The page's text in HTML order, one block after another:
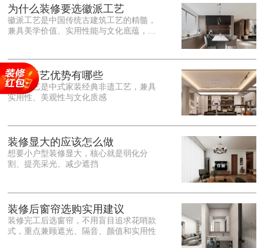
为什么装修要选徽派工艺
徽派工艺是中国传统古建筑工艺的精髓，
兼具美学价值、实用性能与文化底蕴，优
雕细琢的砖、木、石雕为特色，线条古朴
大气，意境悠远，自带东方中式雅致韵
味，耐看且不易过时。<o:p></o:p> 在工
艺品质上，徽派工艺遵循古法匠心工序，
保耐用，抗风化、耐腐蚀，使用
徽派工艺优势有哪些
徽派工艺是中式家装经典非遗工艺，兼具
实用性、美观性与文化质感
装修显大的应该怎么做
想要小户型装修显大，核心就是弱化分
割、提亮采光、减少遮挡
装修后窗帘选购实用建议
装修完工后选窗帘，不用盲目追求花哨款
式，重点兼顾遮光、隔音、颜值和实用性